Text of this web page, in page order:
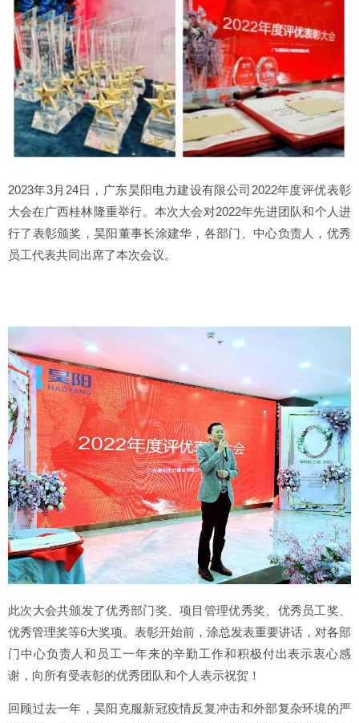
2023年3月24日，广东昊阳电力建设有限公司2022年度评优表彰
大会在广西桂林隆重举行。本次大会对2022年先进团队和个人进
行了表彰颁奖，昊阳董事长涂建华，各部门、中心负责人，优秀
员工代表共同出席了本次会议。
此次大会共颁发了优秀部门奖、项目管理优秀奖、优秀员工奖、
优秀管理奖等6大奖项。表彰开始前，涂总发表重要讲话，对各部
门中心负责人和员工一年来的辛勤工作和积极付出表示衷心感
谢，向所有受表彰的优秀团队和个人表示祝贺！
回顾过去一年，昊阳克服新冠疫情反复冲击和外部复杂环境的严